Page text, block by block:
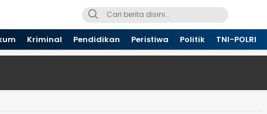
Kriminal Pendidikan Peristiwa Politik TNI-POLRI